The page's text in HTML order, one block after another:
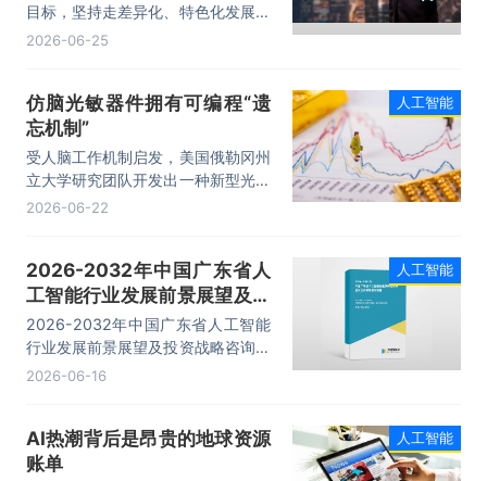
目标，坚持走差异化、特色化发展之
路，找准优势赛道、深耕细分领域，
2026-06-25
仿脑光敏器件拥有可编程“遗
忘机制”
受人脑工作机制启发，美国俄勒冈州
立大学研究团队开发出一种新型光敏
器件。它将感知、存储和处理3种功
程，为开发更高效、低功耗的人工智
能（AI）硬件提供了新思路。相关成
果发表于最新一期《先进功能材料》
杂志。
2026-06-22
人工智能
2026-2032年中国广东省人
工智能行业发展前景展望及投
资战略咨询报告
2026-2032年中国广东省人工智能
行业发展前景展望及投资战略咨询报
告，主要包括行业竞争格局分析、投
2026-06-16
人工智能
AI热潮背后是昂贵的地球资源
账单
人工智能